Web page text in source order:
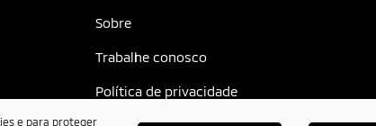
Sobre
Trabalhe conosco
Política de privacidade
e para proteger